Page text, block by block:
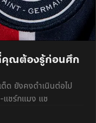
คุณต้องรู้ก่อนศึก
ต็ด ยังคงดำเนินต่อไป
แชร์กแมง แช